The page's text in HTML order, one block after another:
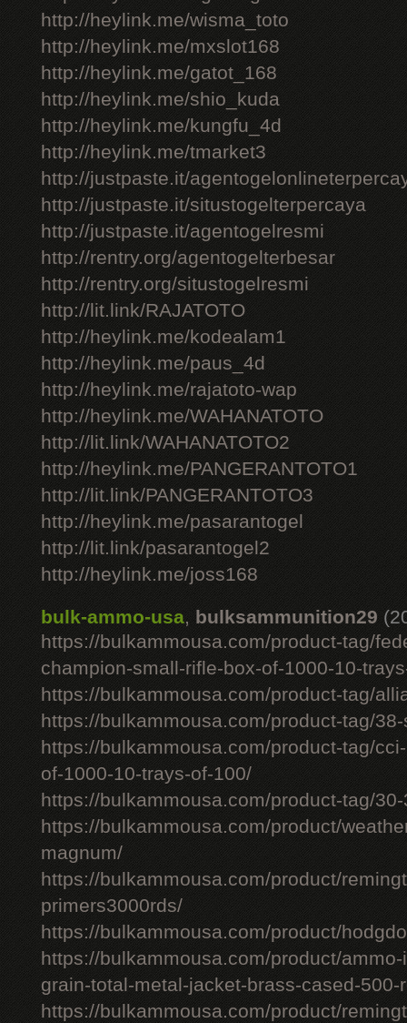
http://heylink.me/wisma_toto
http://heylink.me/mxslot168
http://heylink.me/gatot_168
http://heylink.me/shio_kuda
http://heylink.me/kungfu_4d
http://heylink.me/tmarket3
http://justpaste.it/
http://justpaste.it/situstogelterpercaya
http://justpaste.it/agentogelresmi
http://rentry.org/agentogelterbesar
http://rentry.org/situstogelresmi
http://lit.link/RAJATOTO
http://heylink.me/kodealam1
http://heylink.me/paus_4d
http://heylink.me/rajatoto-wap
http://heylink.me/WAHANATOTO
http://lit.link/WAHANATOTO2
http://heylink.me/PANGERANTOTO1
http://lit.link/PANGERANTOTO3
http://heylink.me/pasarantogel
http://lit.link/pasarantogel2
http://heylink.me/joss168
bulk-ammo-usa, bulksammunition29
https://bulkammousa.com/product-tag/
champion-small-rifle-box-of-1000-10-
https://bulkammousa.com/product-tag/
https://bulkammousa.com/product-tag/
https://bulkammousa.com/product-tag/
of-1000-10-trays-of-100/
https://bulkammousa.com/product-tag/
https://bulkammousa.com/product/
magnum/
https://bulkammousa.com/product/
primers3000rds/
https://bulkammousa.com/product/
https://bulkammousa.com/product/
grain-total-metal-jacket-brass-cased-500-
https://bulkammousa.com/product/